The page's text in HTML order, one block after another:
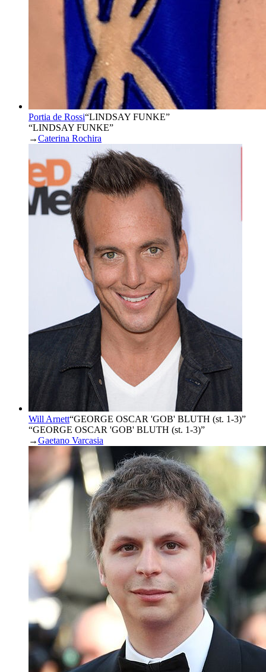
Portia de Rossi“LINDSAY FUNKE”
“LINDSAY FUNKE”
→Caterina Rochira
Will Arnett“GEORGE OSCAR 'GOB' BLUTH (st. 1-3)”
“GEORGE OSCAR 'GOB' BLUTH (st. 1-3)”
→Gaetano Varcasia